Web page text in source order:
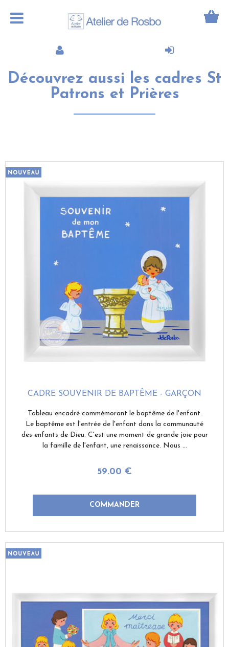
Découvrez aussi les cadres St
Patrons et Prières
CADRE SOUVENIR DE BAPTÊME - GARÇON
59.00 €
Tableau encadré commémorant le baptême de l'enfant.
Le baptême est l'entrée de l'enfant dans la communauté
des enfants de Dieu. C'est une moment de grande joie pour
la famille de l'enfant, une renaissance. Nous ...